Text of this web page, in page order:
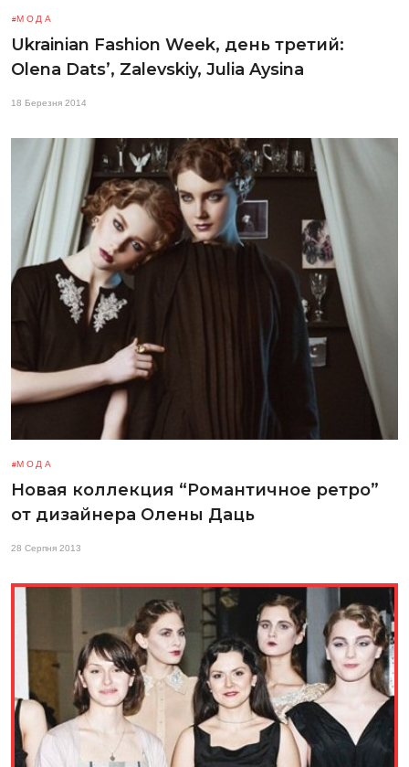
МОДА
Ukrainian Fashion Week, день третий:
Olena Dats’, Zalevskiy, Julia Aysina
18 Березня 2014
МОДА
Новая коллекция “Романтичное ретро”
от дизайнера Олены Даць
28 Серпня 2013